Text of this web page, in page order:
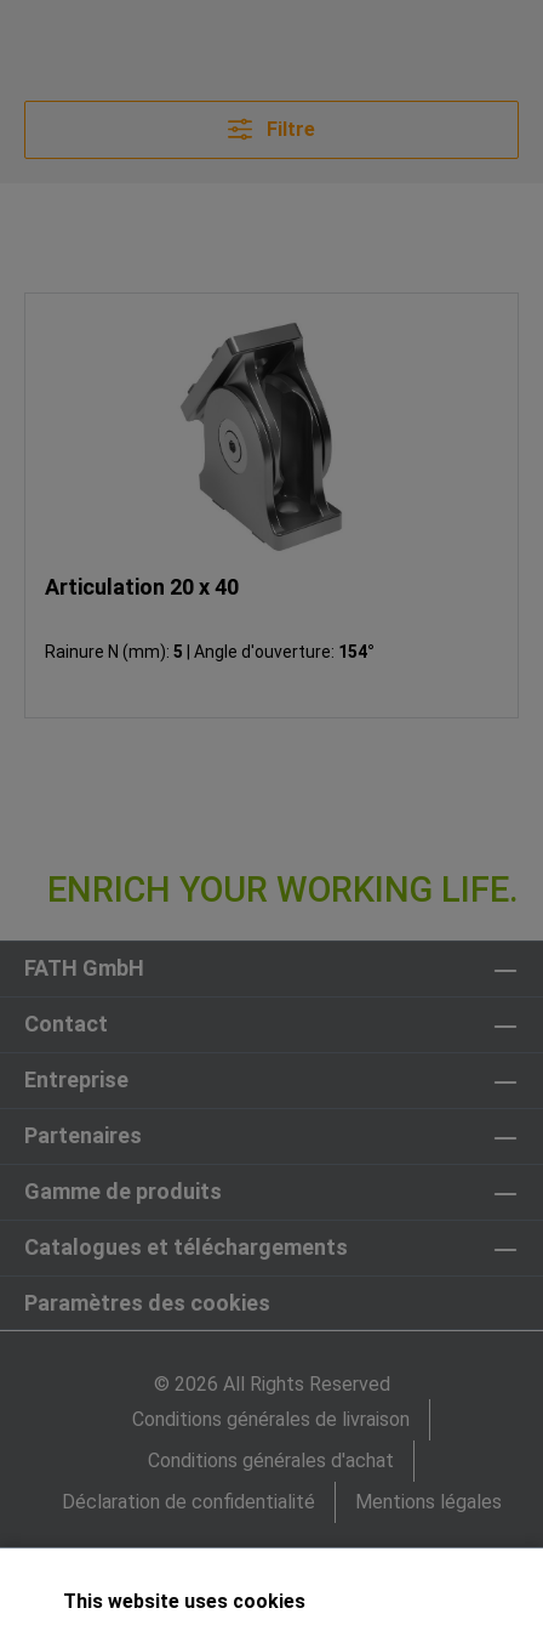
Filtre
Articulation 20 x 40
Rainure N (mm): 5 Angle d'ouverture: 154°
FATH GmbH
Contact
Entreprise
Partenaires
Gamme de produits
Catalogues et téléchargements
Paramètres des cookies
© 2026 All Rights Reserved
Conditions générales de livraison
Conditions générales d'achat
Déclaration de confidentialité
Mentions légales
This website uses cookies